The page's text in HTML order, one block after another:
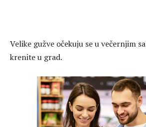
Velike gužve očekuju se u večernjim
krenite u grad.